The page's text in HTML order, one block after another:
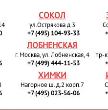
СОКОЛ
ул.Острякова д.3
+7 (495) 104-93-33
ЛОБНЕНСКАЯ
г. Москва, ул. Лобненская, 4
+7 (499) 444-11-53
пр-
ХИМКИ
Нагорное ш. д.2 корп.7
+7 (495) 023-56-06